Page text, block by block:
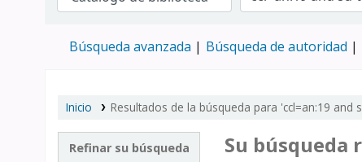
Búsqueda avanzada Búsqueda de autoridad
Inicio Resultados de la búsqueda para 'ccl=an:19 and
Refinar su búsqueda Su búsqueda